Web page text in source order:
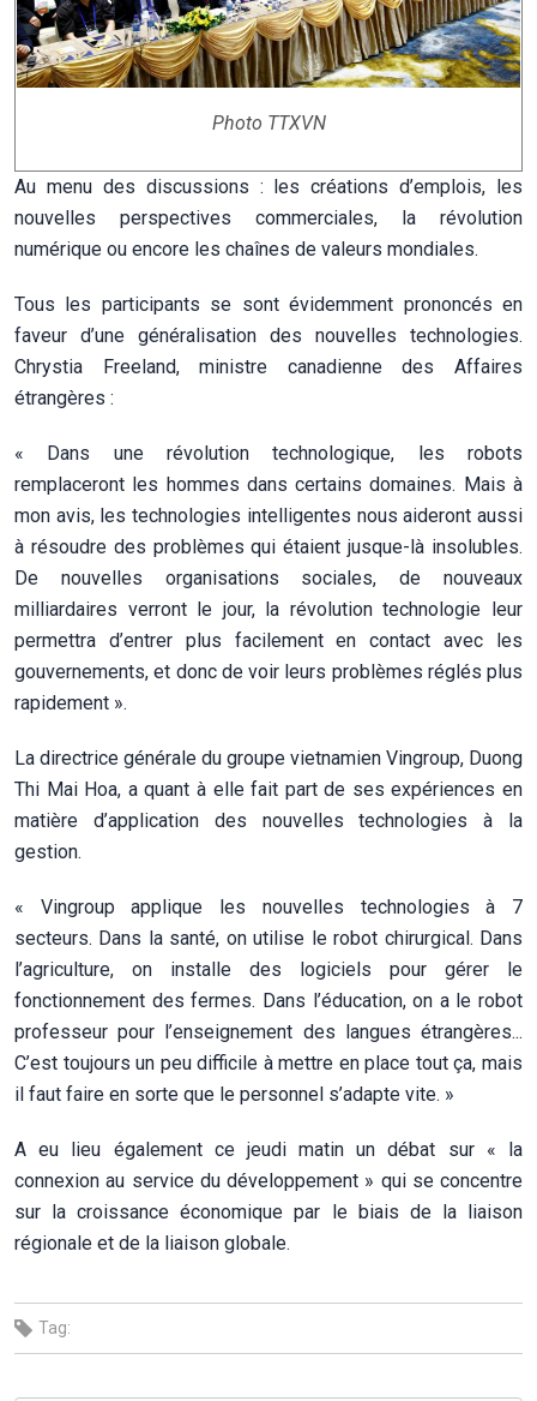
Photo TTXVN
Au menu des discussions : les créations d’emplois, les
nouvelles perspectives commerciales, la révolution
numérique ou encore les chaînes de valeurs mondiales.
Tous les participants se sont évidemment prononcés en
faveur d’une généralisation des nouvelles technologies.
Chrystia Freeland, ministre canadienne des Affaires
étrangères :
« Dans une révolution technologique, les robots
remplaceront les hommes dans certains domaines. Mais à
mon avis, les technologies intelligentes nous aideront aussi
à résoudre des problèmes qui étaient jusque-là insolubles.
De nouvelles organisations sociales, de nouveaux
milliardaires verront le jour, la révolution technologie leur
permettra d’entrer plus facilement en contact avec les
gouvernements, et donc de voir leurs problèmes réglés plus
rapidement ».
La directrice générale du groupe vietnamien Vingroup, Duong
Thi Mai Hoa, a quant à elle fait part de ses expériences en
matière d’application des nouvelles technologies à la
gestion.
« Vingroup applique les nouvelles technologies à 7
secteurs. Dans la santé, on utilise le robot chirurgical. Dans
l’agriculture, on installe des logiciels pour gérer le
fonctionnement des fermes. Dans l’éducation, on a le robot
professeur pour l’enseignement des langues étrangères...
C’est toujours un peu difficile à mettre en place tout ça, mais
il faut faire en sorte que le personnel s’adapte vite. »
A eu lieu également ce jeudi matin un débat sur « la
connexion au service du développement » qui se concentre
sur la croissance économique par le biais de la liaison
régionale et de la liaison globale.
Tag: